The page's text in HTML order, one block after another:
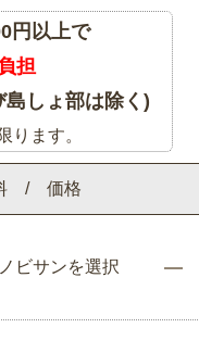
/ 価格
ビサンを選択
円以上で
担
しょ部は除く)
ります。